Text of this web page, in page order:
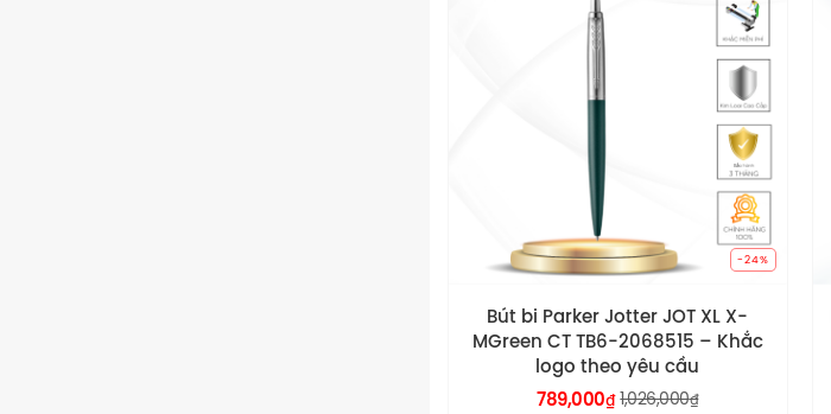
Bút bi Parker Jotter JOT XL X-
MGreen CT TB6-2068515 – Khắc
logo theo yêu cầu
1,026,000₫
789,000₫
-24%